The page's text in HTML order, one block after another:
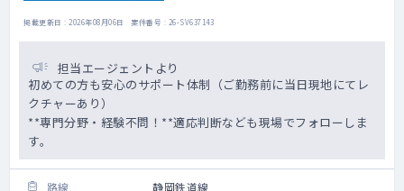
掲載更新日 : 2026年08月06日 案件番号 : 26-SV637143
担当エージェントより
初めての方も安心のサポート体制（ご勤務前に当日現地にてレ
クチャーあり）
**専門分野・経験不問！**適応判断なども現場でフォローしま
す。
路線 静岡鉄道線